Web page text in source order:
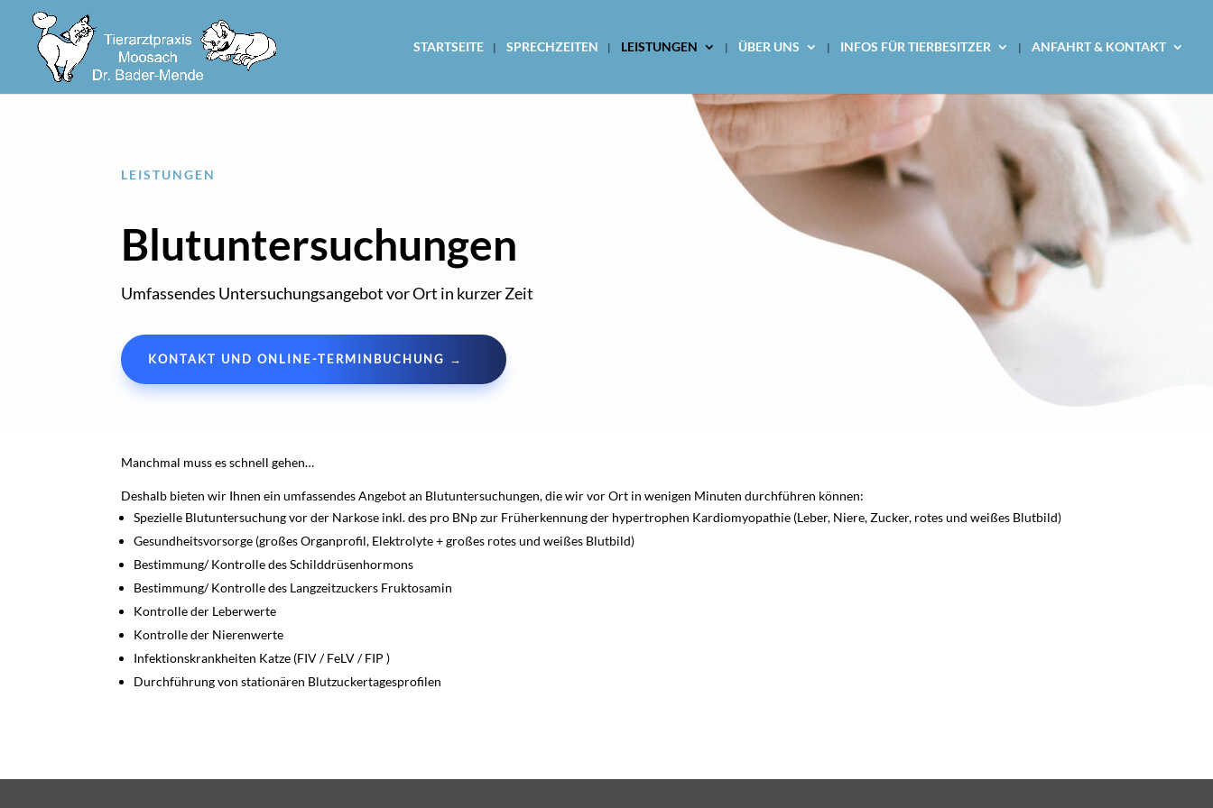
STARTSEITE SPRECHZEITEN LEISTUNGEN ÜBER UNS INFOS FÜR TIERBESITZER ANFAHRT & KONTAKT
LEISTUNGEN
Blutuntersuchungen
Umfassendes Untersuchungsangebot vor Ort in kurzer Zeit
KONTAKT UND ONLINE-TERMINBUCHUNG →
Manchmal muss es schnell gehen…
Deshalb bieten wir Ihnen ein umfassendes Angebot an Blutuntersuchungen, die wir vor Ort in wenigen Minuten durchführen können:
Spezielle Blutuntersuchung vor der Narkose inkl. des pro BNp zur Früherkennung der hypertrophen Kardiomyopathie (Leber, Niere, Zucker, rotes und weißes Blutbild)
Gesundheitsvorsorge (großes Organprofil, Elektrolyte + großes rotes und weißes Blutbild)
Bestimmung/ Kontrolle des Schilddrüsenhormons
Bestimmung/ Kontrolle des Langzeitzuckers Fruktosamin
Kontrolle der Leberwerte
Kontrolle der Nierenwerte
Infektionskrankheiten Katze (FIV / FeLV / FIP )
Durchführung von stationären Blutzuckertagesprofilen